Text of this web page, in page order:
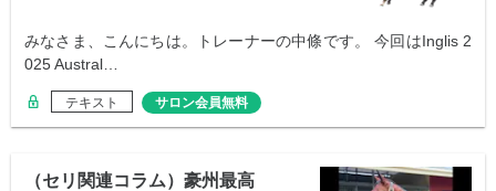
みなさま、こんにちは。トレーナーの中條です。 今回はInglis 2
025 Austral…
テキスト サロン会員無料
（セリ関連コラム）豪州最高